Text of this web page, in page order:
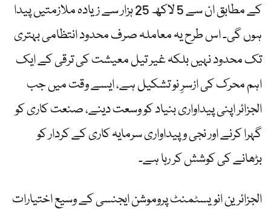
کے مطابق ان سے 5 لاکھ 25 ہزار سے زیادہ ملازمتیں پیدا
ہوں گی۔ اس طرح یہ معاملہ صرف محدود انتظامی بہتری
تک محدود نہیں بلکہ غیر تیل معیشت کی ترقی کے ایک
اہم محرک کی ازسرِ نو تشکیل ہے، ایسے وقت میں جب
الجزائر اپنی پیداواری بنیاد کو وسعت دینے، صنعت کاری کو
گہرا کرنے اور نجی و پیداواری سرمایہ کاری کے کردار کو
بڑھانے کی کوشش کر رہا ہے۔
الجزائرین انویسٹمنٹ پروموشن ایجنسی کے وسیع اختیارات